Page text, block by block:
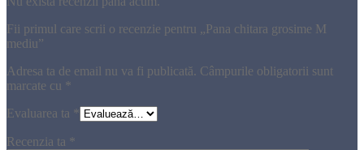
Fii primul care scrii o recenzie pentru „Pana chitara grosime M
mediu”
Adresa ta de email nu va fi publicată. Câmpurile obligatorii sunt
marcate cu *
Evaluarea ta *
Recenzia ta *